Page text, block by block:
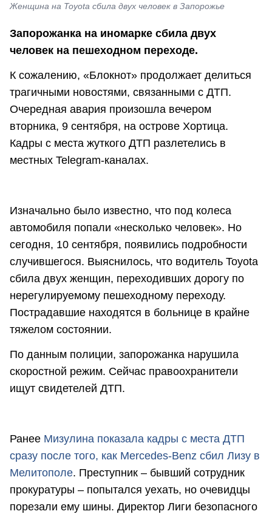
Женщина на Toyota сбила двух человек в Запорожье
Запорожанка на иномарке сбила двух
человек на пешеходном переходе.
К сожалению, «Блокнот» продолжает делиться
трагичными новостями, связанными с ДТП.
Очередная авария произошла вечером
вторника, 9 сентября, на острове Хортица.
Кадры с места жуткого ДТП разлетелись в
местных Telegram-каналах.
Изначально было известно, что под колеса
автомобиля попали «несколько человек». Но
сегодня, 10 сентября, появились подробности
случившегося. Выяснилось, что водитель Toyota
сбила двух женщин, переходивших дорогу по
нерегулируемому пешеходному переходу.
Пострадавшие находятся в больнице в крайне
тяжелом состоянии.
По данным полиции, запорожанка нарушила
скоростной режим. Сейчас правоохранители
ищут свидетелей ДТП.
Ранее Мизулина показала кадры с места ДТП
сразу после того, как Mercedes-Benz сбил Лизу в
Мелитополе. Преступник – бывший сотрудник
прокуратуры – попытался уехать, но очевидцы
порезали ему шины. Директор Лиги безопасного